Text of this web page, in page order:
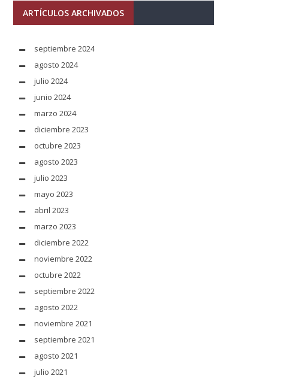
ARTÍCULOS ARCHIVADOS
septiembre 2024
agosto 2024
julio 2024
junio 2024
marzo 2024
diciembre 2023
octubre 2023
agosto 2023
julio 2023
mayo 2023
abril 2023
marzo 2023
diciembre 2022
noviembre 2022
octubre 2022
septiembre 2022
agosto 2022
noviembre 2021
septiembre 2021
agosto 2021
julio 2021